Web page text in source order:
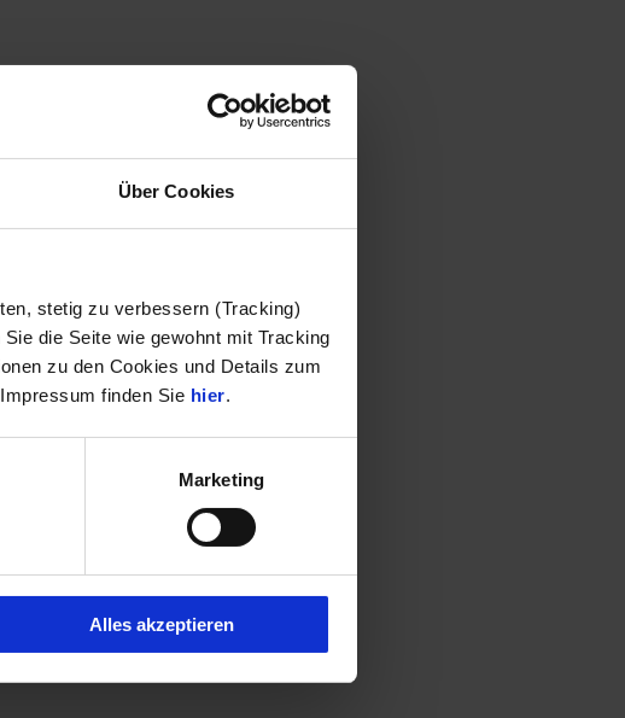
Über Cookies
stetig zu verbessern (Tracking)
die Seite wie gewohnt mit Tracking
zu den Cookies und Details zum
finden Sie hier.
Marketing
Alles akzeptieren